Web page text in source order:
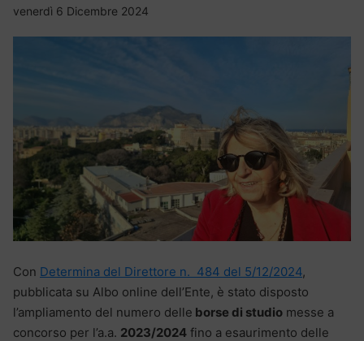
venerdì 6 Dicembre 2024
Con Determina del Direttore n. 484 del 5/12/2024,
pubblicata su Albo online dell’Ente, è stato disposto
l’ampliamento del numero delle borse di studio messe a
concorso per l’a.a. 2023/2024 fino a esaurimento delle